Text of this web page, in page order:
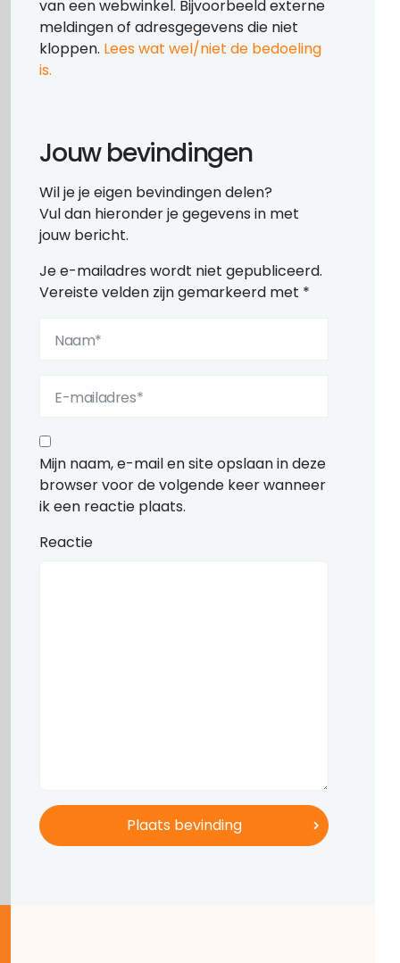
van een webwinkel. Bijvoorbeeld externe
meldingen of adresgegevens die niet
kloppen. Lees wat wel/niet de bedoeling
is.
Jouw bevindingen
Wil je je eigen bevindingen delen?
Vul dan hieronder je gegevens in met
jouw bericht.
Je e-mailadres wordt niet gepubliceerd.
Vereiste velden zijn gemarkeerd met *
Mijn naam, e-mail en site opslaan in deze
browser voor de volgende keer wanneer
ik een reactie plaats.
Reactie